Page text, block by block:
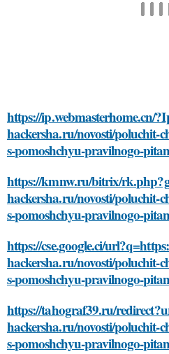
https://ip.webmasterhome.cn/
hackersha.ru/novosti/poluchit-
s-pomoshchyu-pravilnogo-
https://kmnw.ru/bitrix/
hackersha.ru/novosti/poluchit-
s-pomoshchyu-pravilnogo-
https://cse.google.ci/
hackersha.ru/novosti/poluchit-
s-pomoshchyu-pravilnogo-
https://tahograf39.ru/
hackersha.ru/novosti/poluchit-
s-pomoshchyu-pravilnogo-